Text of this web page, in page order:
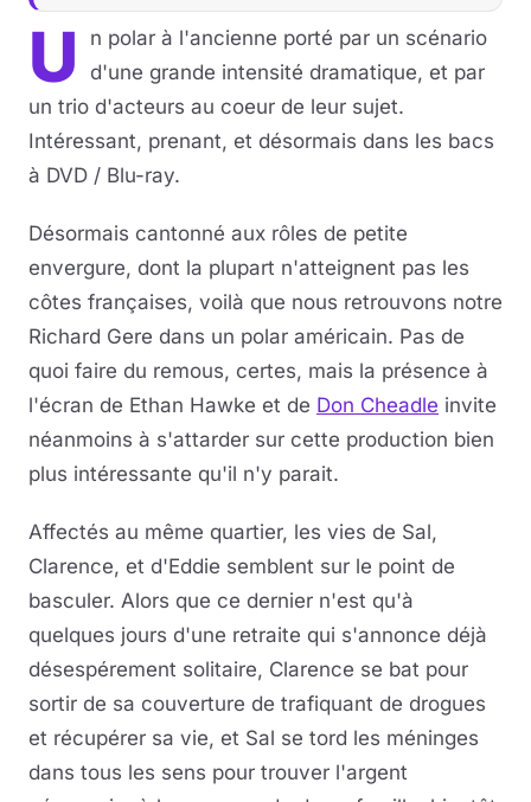
Sciences & Tech
U
n polar à l'ancienne porté par un scénario
d'une grande intensité dramatique, et par
un trio d'acteurs au coeur de leur sujet.
Intéressant, prenant, et désormais dans les bacs
à DVD / Blu-ray.
Désormais cantonné aux rôles de petite
envergure, dont la plupart n'atteignent pas les
côtes françaises, voilà que nous retrouvons notre
Richard Gere dans un polar américain. Pas de
quoi faire du remous, certes, mais la présence à
l'écran de Ethan Hawke et de Don Cheadle invite
néanmoins à s'attarder sur cette production bien
plus intéressante qu'il n'y parait.
Affectés au même quartier, les vies de Sal,
Clarence, et d'Eddie semblent sur le point de
basculer. Alors que ce dernier n'est qu'à
quelques jours d'une retraite qui s'annonce déjà
désespérement solitaire, Clarence se bat pour
sortir de sa couverture de trafiquant de drogues
et récupérer sa vie, et Sal se tord les méninges
dans tous les sens pour trouver l'argent